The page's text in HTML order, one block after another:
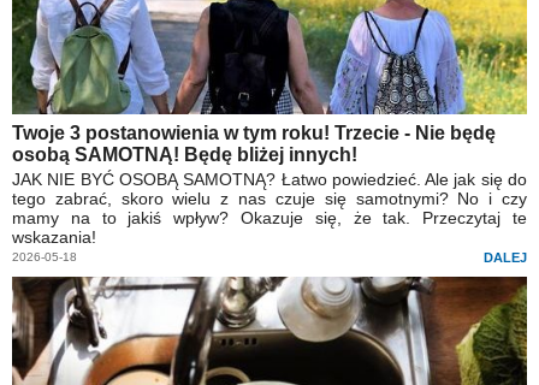
Twoje 3 postanowienia w tym roku! Trzecie - Nie będę
osobą SAMOTNĄ! Będę bliżej innych!
JAK NIE BYĆ OSOBĄ SAMOTNĄ? Łatwo powiedzieć. Ale jak się do
tego zabrać, skoro wielu z nas czuje się samotnymi? No i czy
mamy na to jakiś wpływ? Okazuje się, że tak. Przeczytaj te
wskazania!
2026-05-18 DALEJ